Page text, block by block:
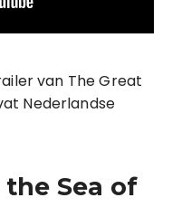
van The Great
Nederlandse
Sea of